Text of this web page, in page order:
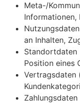
Meta-/
Informationen,
an Inhalten,
Standortdaten
Position eines
Vertragsdaten